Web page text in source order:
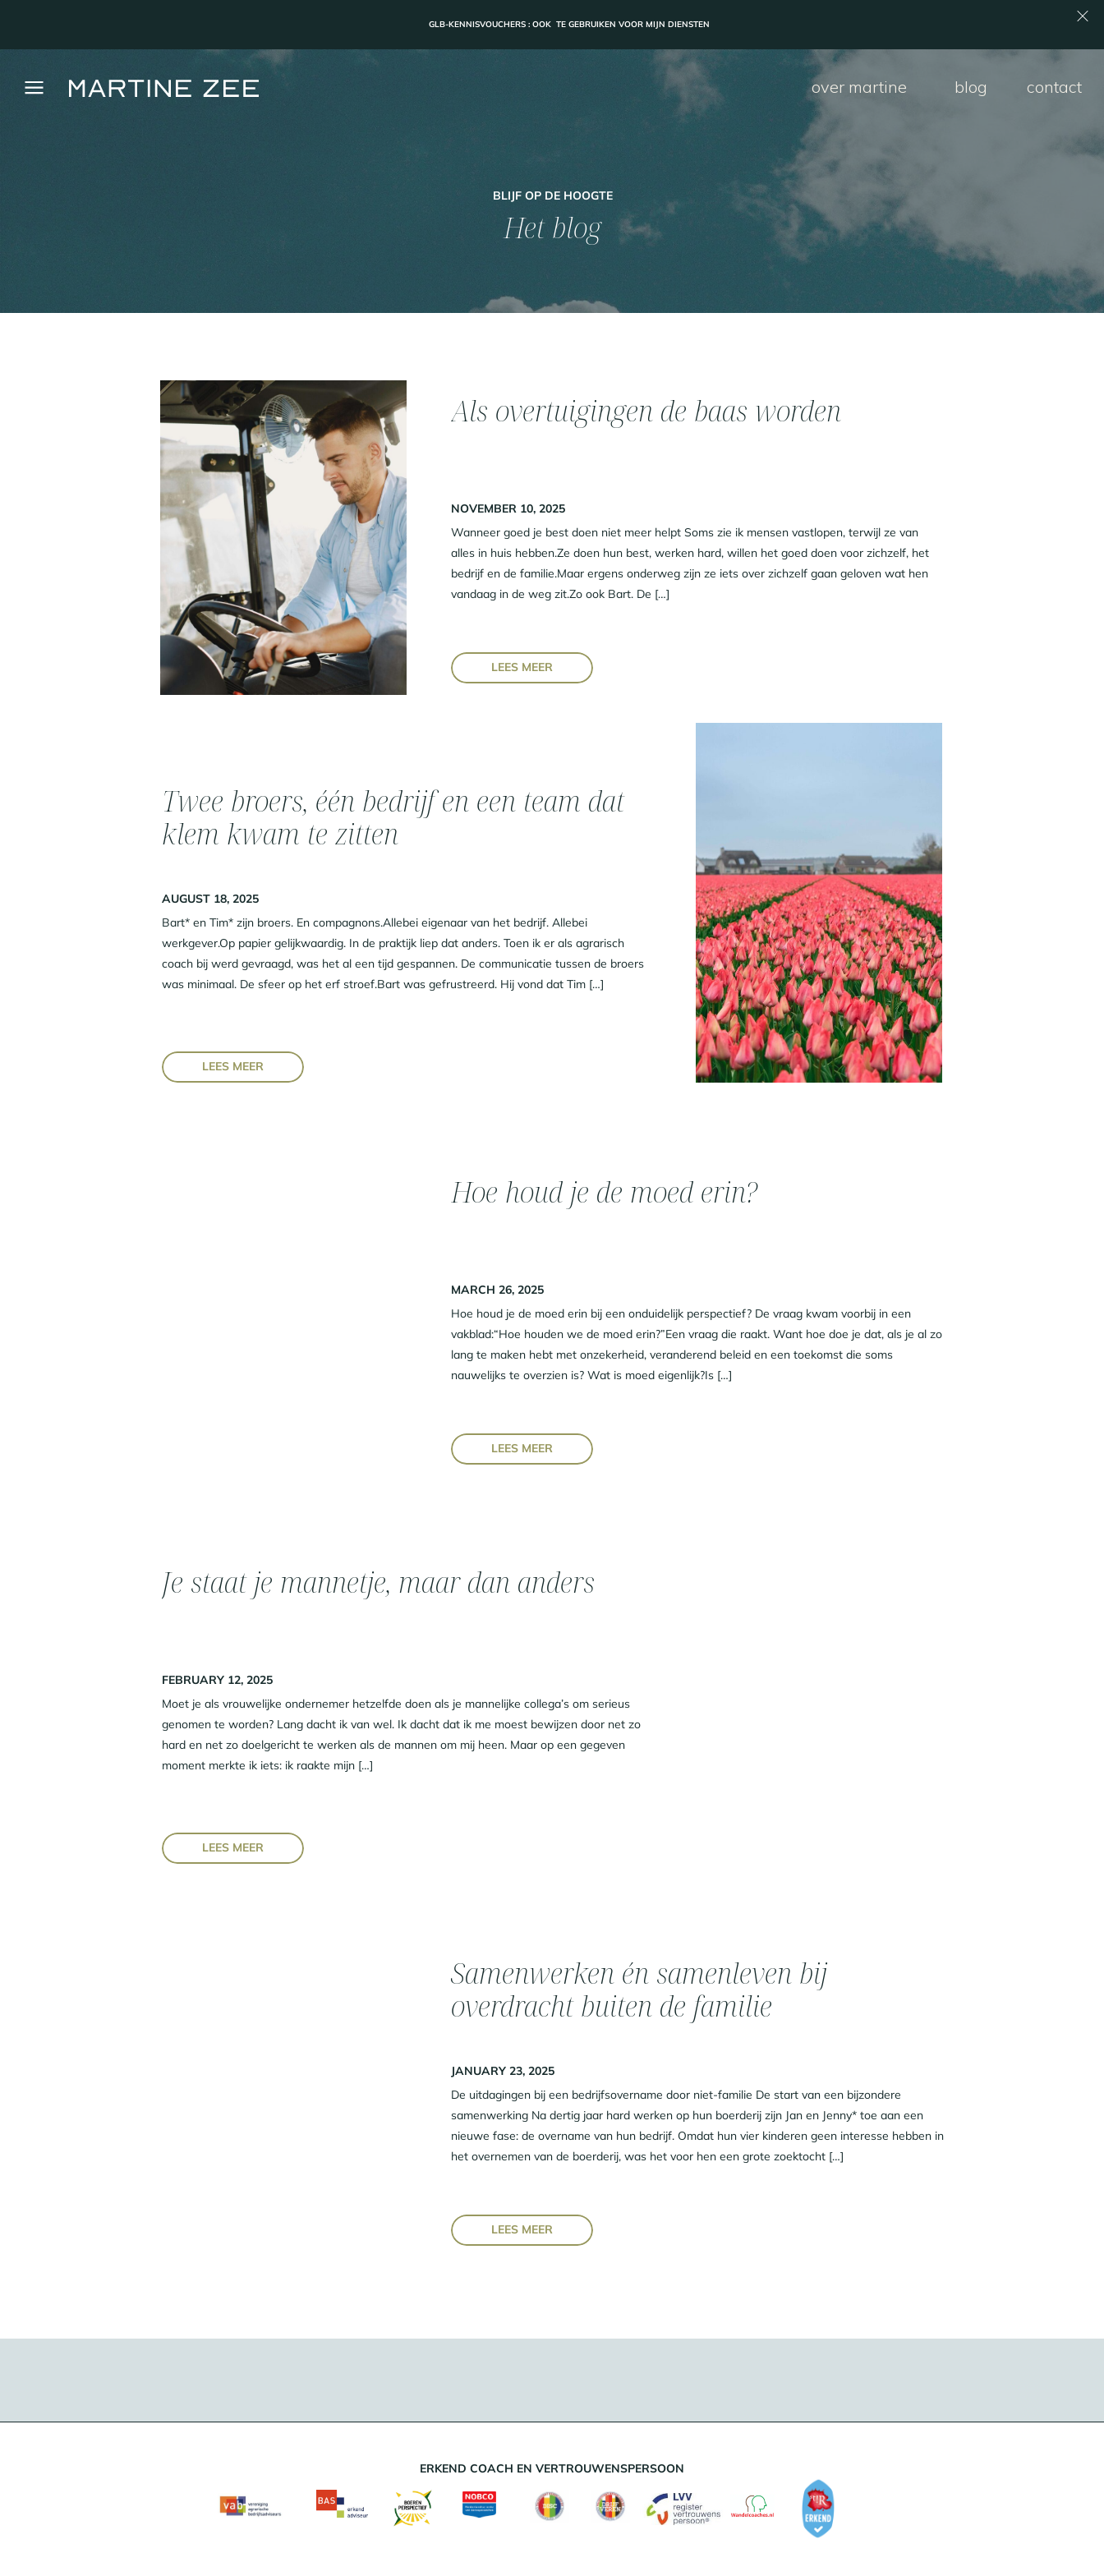
contact
blog
over martine
BLIJF OP DE HOOGTE
Het blog
LEES MEER
Wanneer goed je best doen niet meer helpt Soms zie ik mensen vastlopen, terwijl ze van
alles in huis hebben.Ze doen hun best, werken hard, willen het goed doen voor zichzelf, het
bedrijf en de familie.Maar ergens onderweg zijn ze iets over zichzelf gaan geloven wat hen
vandaag in de weg zit.Zo ook Bart. De […]
NOVEMBER 10, 2025
Als overtuigingen de baas worden
Bart* en Tim* zijn broers. En compagnons.Allebei eigenaar van het bedrijf. Allebei
werkgever.Op papier gelijkwaardig. In de praktijk liep dat anders. Toen ik er als agrarisch
coach bij werd gevraagd, was het al een tijd gespannen. De communicatie tussen de broers
was minimaal. De sfeer op het erf stroef.Bart was gefrustreerd. Hij vond dat Tim […]
AUGUST 18, 2025
Twee broers, één bedrijf en een team dat
klem kwam te zitten
LEES MEER
LEES MEER
Hoe houd je de moed erin bij een onduidelijk perspectief? De vraag kwam voorbij in een
vakblad:“Hoe houden we de moed erin?”Een vraag die raakt. Want hoe doe je dat, als je al zo
lang te maken hebt met onzekerheid, veranderend beleid en een toekomst die soms
nauwelijks te overzien is? Wat is moed eigenlijk?Is […]
MARCH 26, 2025
Hoe houd je de moed erin?
Moet je als vrouwelijke ondernemer hetzelfde doen als je mannelijke collega’s om serieus
genomen te worden? Lang dacht ik van wel. Ik dacht dat ik me moest bewijzen door net zo
hard en net zo doelgericht te werken als de mannen om mij heen. Maar op een gegeven
moment merkte ik iets: ik raakte mijn […]
FEBRUARY 12, 2025
Je staat je mannetje, maar dan anders
LEES MEER
LEES MEER
De uitdagingen bij een bedrijfsovername door niet-familie De start van een bijzondere
samenwerking Na dertig jaar hard werken op hun boerderij zijn Jan en Jenny* toe aan een
nieuwe fase: de overname van hun bedrijf. Omdat hun vier kinderen geen interesse hebben in
het overnemen van de boerderij, was het voor hen een grote zoektocht […]
JANUARY 23, 2025
Samenwerken én samenleven bij
overdracht buiten de familie
ERKEND COACH EN VERTROUWENSPERSOON